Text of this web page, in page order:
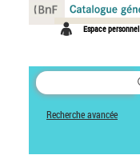
Espace personnel
Recherche avancée
Panneau de gestion des cookies